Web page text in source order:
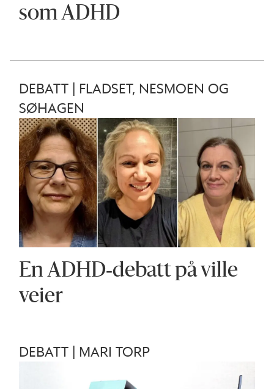
som ADHD
DEBATT | FLADSET, NESMOEN OG
SØHAGEN
En ADHD‑debatt på ville
veier
DEBATT | MARI TORP